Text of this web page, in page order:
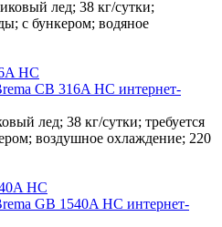
лед; 38 кг/сутки;
с бункером; водяное
HC
лед; 38 кг/сутки; требуется
воздушное охлаждение; 220
HC